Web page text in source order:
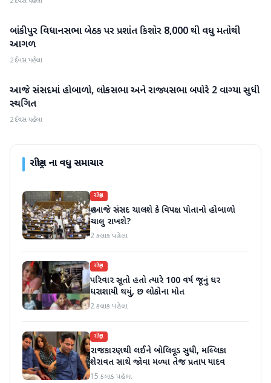
રાષ્ટ્રીય
બાંકીપુર વિધાનસભા બેઠક પર પ્રશાંત કિશોર 8,000 થી વધુ મતોથી
આગળ
2 દિવસ પહેલા
રાષ્ટ્રીય
આજે સંસદમાં હોબાળો, લોકસભા અને રાજ્યસભા બપોરે 2 વાગ્યા સુધી
સ્થગિત
2 દિવસ પહેલા
રાષ્ટ્રીયના વધુ સમાચાર
રાષ્ટ્રીય
શું આજે સંસદ ચાલશે કે વિપક્ષ પોતાનો હોબાળો
ચાલુ રાખશે?
2 કલાક પહેલા
રાષ્ટ્રીય
પરિવાર સૂતો હતો ત્યારે 100 વર્ષ જૂનું ઘર
ધરાશાયી થયું, છ લોકોના મોત
2 કલાક પહેલા
રાષ્ટ્રીય
રાજકારણથી લઈને બોલિવૂડ સુધી, મલ્લિકા
શેરાવત સાથે જોવા મળ્યા તેજ પ્રતાપ યાદવ
15 કલાક પહેલા